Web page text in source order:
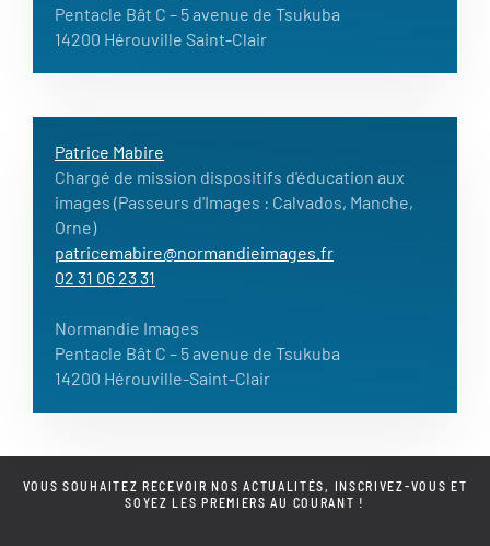
Pentacle Bât C – 5 avenue de Tsukuba
14200 Hérouville Saint-Clair
Patrice Mabire
Chargé de mission dispositifs d'éducation aux
images (Passeurs d'Images : Calvados, Manche,
Orne)
patricemabire@normandieimages.fr
02 31 06 23 31
Normandie Images
Pentacle Bât C – 5 avenue de Tsukuba
14200 Hérouville-Saint-Clair
VOUS SOUHAITEZ RECEVOIR NOS ACTUALITÉS, INSCRIVEZ-VOUS ET
SOYEZ LES PREMIERS AU COURANT !